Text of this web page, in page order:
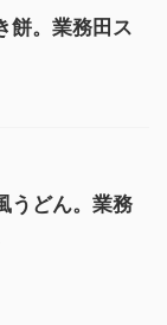
餅。業務田ス
うどん。業務